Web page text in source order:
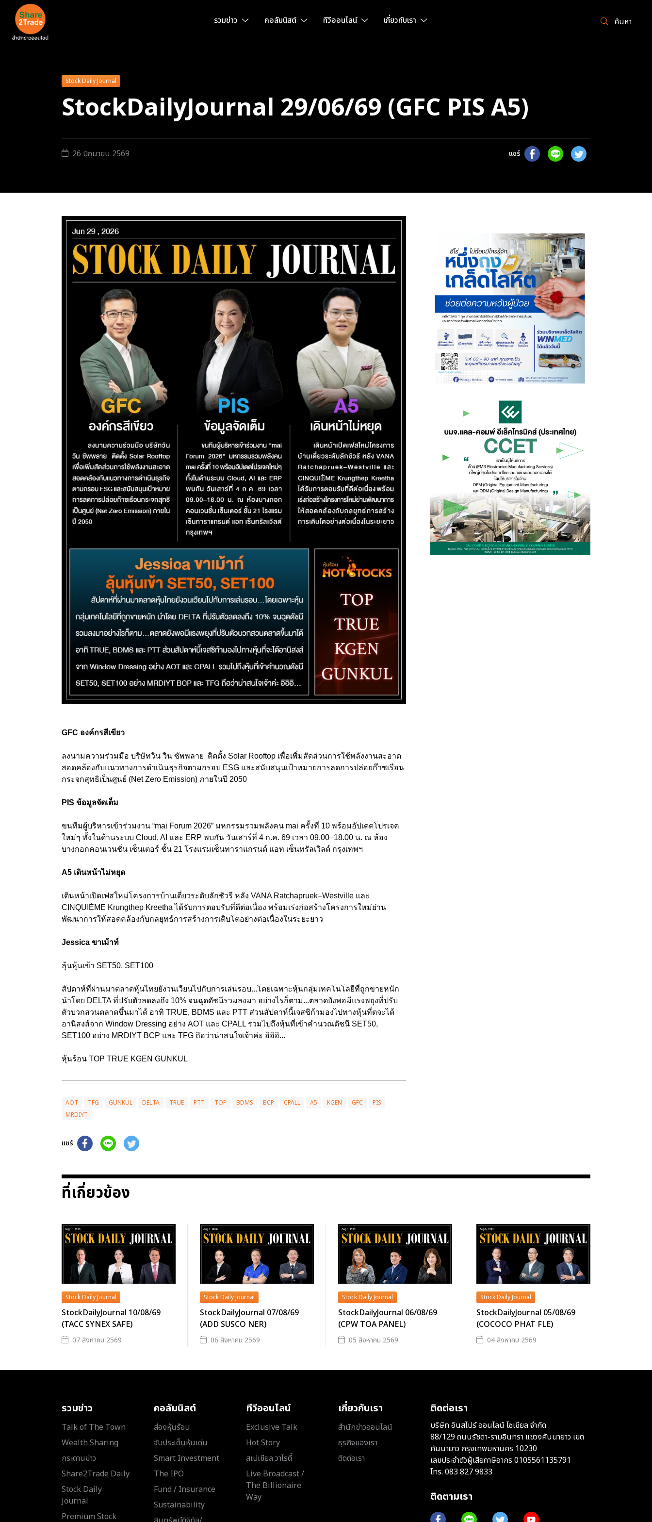
รวมข่าว คอลัมนิสต์ ทีวีออนไลน์ เกี่ยวกับเรา ค้นหา
Stock Daily Journal
StockDailyJournal 29/06/69 (GFC PIS A5)
26 มิถุนายน 2569 แชร์
GFC องค์กรสีเขียว
ลงนามความร่วมมือ บริษัทวิน วิน ซัพพลาย ติดตั้ง Solar Rooftop เพื่อเพิ่มสัดส่วนการใช้พลังงานสะอาด
สอดคล้องกับแนวทางการดำเนินธุรกิจตามกรอบ ESG และสนับสนุนเป้าหมายการลดการปล่อยก๊าซเรือน
กระจกสุทธิเป็นศูนย์ (Net Zero Emission) ภายในปี 2050
PIS ข้อมูลจัดเต็ม
ขนทีมผู้บริหารเข้าร่วมงาน “mai Forum 2026” มหกรรมรวมพลังคน mai ครั้งที่ 10 พร้อมอัปเดตโปรเจค
ใหม่ๆ ทั้งในด้านระบบ Cloud, AI และ ERP พบกัน วันเสาร์ที่ 4 ก.ค. 69 เวลา 09.00–18.00 น. ณ ห้อง
บางกอกคอนเวนชั่น เซ็นเตอร์ ชั้น 21 โรงแรมเซ็นทาราแกรนด์ แอท เซ็นทรัลเวิลด์ กรุงเทพฯ
A5 เดินหน้าไม่หยุด
เดินหน้าเปิดเฟสใหม่โครงการบ้านเดี่ยวระดับลักชัวรี หลัง VANA Ratchapruek–Westville และ
CINQUIÈME Krungthep Kreetha ได้รับการตอบรับที่ดีต่อเนื่อง พร้อมเร่งก่อสร้างโครงการใหม่ย่าน
พัฒนาการให้สอดคล้องกับกลยุทธ์การสร้างการเติบโตอย่างต่อเนื่องในระยะยาว
Jessica ขาเม้าท์
ลุ้นหุ้นเข้า SET50, SET100
สัปดาห์ที่ผ่านมาตลาดหุ้นไทยยังวนเวียนไปกับการเล่นรอบ...โดยเฉพาะหุ้นกลุ่มเทคโนโลยีที่ถูกขายหนัก
นำโดย DELTA ที่ปรับตัวลดลงถึง 10% จนฉุดดัชนีรวมลงมา อย่างไรก็ตาม...ตลาดยังพอมีแรงพยุงที่ปรับ
ตัวบวกสวนตลาดขึ้นมาได้ อาทิ TRUE, BDMS และ PTT ส่วนสัปดาห์นี้เจสซิก้ามองไปทางหุ้นที่ตจะได้
อานิสงส์จาก Window Dressing อย่าง AOT และ CPALL รวมไปถึงหุ้นที่เข้าคำนวณดัชนี SET50,
SET100 อย่าง MRDIYT BCP และ TFG ถึอว่าน่าสนใจเจ้าค่ะ อิอิอิ...
หุ้นร้อน TOP TRUE KGEN GUNKUL
AOT TFG GUNKUL DELTA TRUE PTT TOP BDMS BCP CPALL A5 KGEN GFC
PIS
MRDIYT
แชร์
ที่เกี่ยวข้อง
Stock Daily Journal
StockDailyJournal 10/08/69
(TACC SYNEX SAFE)
07 สิงหาคม 2569
Stock Daily Journal
StockDailyJournal 07/08/69
(ADD SUSCO NER)
06 สิงหาคม 2569
Stock Daily Journal
StockDailyJournal 06/08/69
(CPW TOA PANEL)
05 สิงหาคม 2569
Stock Daily Journal
StockDailyJournal 05/08/69
(COCOCO PHAT FLE)
04 สิงหาคม 2569
รวมข่าว
Talk of The Town
Wealth Sharing
กระดานข่าว
Share2Trade Daily
Stock Daily
Journal
Premium Stock
คอลัมนิสต์
ส่องหุ้นร้อน
จับประเด็นหุ้นเด่น
Smart Investment
The IPO
Fund / Insurance
Sustainability
ทีวีออนไลน์
Exclusive Talk
Hot Story
สเปเชียล วาไรตี้
Live Broadcast /
The Billionaire
Way
เกี่ยวกับเรา
สำนักข่าวออนไลน์
ธุรกิจของเรา
ติดต่อเรา
ติดต่อเรา
บริษัท อินสไปร์ ออนไลน์ โซเชียล จำกัด
88/129 ถนนรัชดา-รามอินทรา แขวงคันนายาว เขต
คันนายาว กรุงเทพมหานคร 10230
เลขประจำตัวผู้เสียภาษีอากร 0105561135791
โทร. 083 827 9833
ติดตามเรา